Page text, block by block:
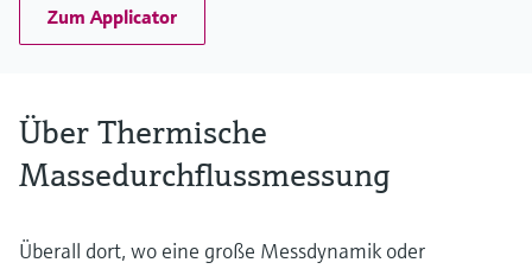
Zum Applicator
Über Thermische
Massedurchflussmessung
Überall dort, wo eine große Messdynamik oder